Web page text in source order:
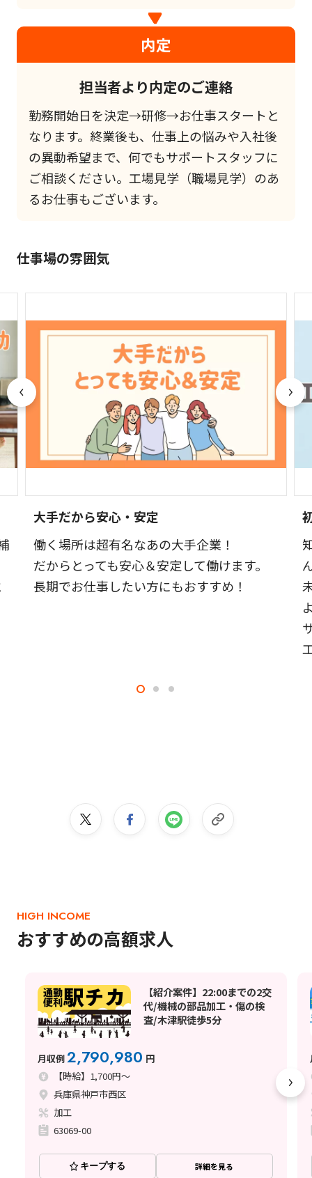
内定
担当者より内定のご連絡
勤務開始日を決定→研修→お仕事スタートと
なります。終業後も、仕事上の悩みや入社後
の異動希望まで、何でもサポートスタッフに
ご相談ください。工場見学（職場見学）のあ
るお仕事もございます。
仕事場の雰囲気
大手だから安心・安定
働く場所は超有名なあの大手企業！
だからとっても安心＆安定して働けます。
長期でお仕事したい方にもおすすめ！
HIGH INCOME
おすすめの高額求人
【紹介案件】22:00までの2交
代/機械の部品加工・傷の検
査/木津駅徒歩5分
月収例2,790,980 円
【時給】1,700円～
兵庫県神戸市西区
加工
63069-00
キープする 詳細を見る